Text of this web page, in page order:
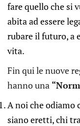
fare quello che si
abita ad essere
rubare il futuro, a
vita.
Fin qui le nuove
hanno una
A noi che odiamo
siano eretti, chi